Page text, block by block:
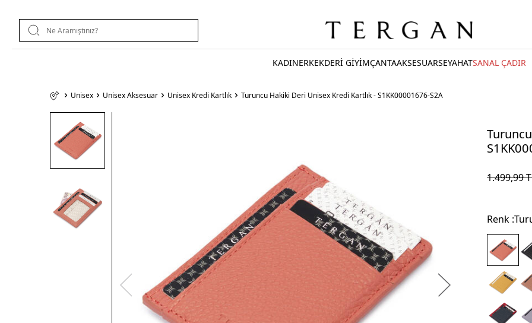
KADINERKEKDERİ GİYİMÇANTAAKSESUARSEYAHATSANAL ÇADIR
Unisex Unisex Aksesuar Unisex Kredi Kartlık Turuncu Hakiki Deri Unisex Kredi Kartlık - S1KK00001676-S2A
1.499,99
Renk :